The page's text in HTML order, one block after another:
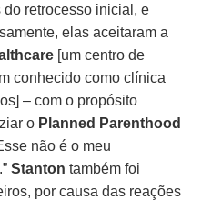
do retrocesso inicial, e
elas aceitaram a
[um centro de
conhecido como clínica
– com o propósito
o Planned Parenthood
não é o meu
Stanton também foi
por causa das reações